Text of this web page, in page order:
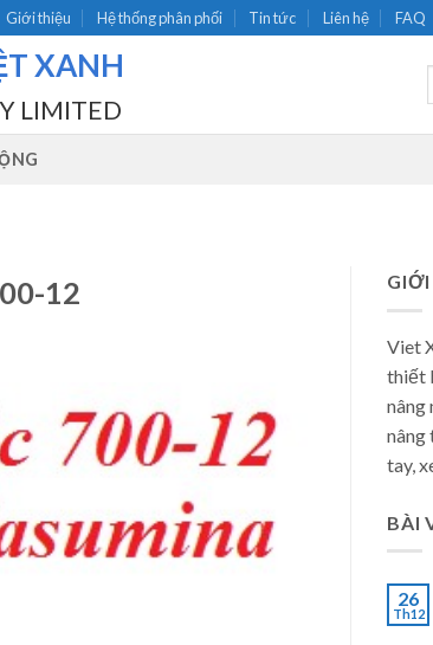
Giới thiệu Hệ thống phân phối Tin tức Liên hệ FAQ
XANH
LIMITED
12
Viet
thiết
nâng
nâng
tay,
BÀI
26
Th12